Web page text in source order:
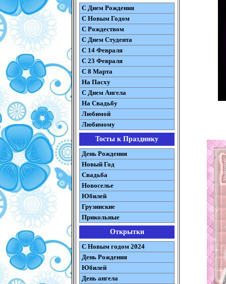
С Днем Рождения
С Новым Годом
С Рождеством
C Днем Студента
С 14 Февраля
С 23 Февраля
С 8 Марта
На Пасху
C Днем Ангела
На Свадьбу
Любимой
Любимому
Тосты к Празднику
День Рождения
Новый Год
Свадьба
Новоселье
Юбилей
Грузинские
Прикольные
Открытки
С Новым годом 2024
День Рождения
Юбилей
День ангела